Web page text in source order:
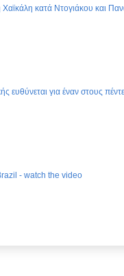
Χαϊκάλη κατά Ντογιάκου και
ευθύνεται για έναν στους
- watch the video